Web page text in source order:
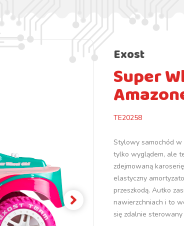
Exost
Super
TE20258
Stylowy samochód
tylko wyglądem, ale
zdejmowaną
elastyczny
przeszkodą. Autko
nawierzchniach i to
się zdalnie